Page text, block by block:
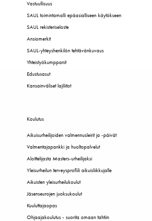
Vastuullisuus
SAUL toimintamalli epäasialliseen käytökseen
SAUL rekisteriseloste
Ansiomerkit
SAUL-yhteyshenkilön tehtävänkuvaus
Yhteistyökumppanit
Edustusasut
Kansainväliset lajiliitot
Koulutus
Aikuisurheilijoiden valmennusleirit ja -päivät
Valmentajapankki ja huoltopalvelut
Aloittelijasta Masters-urheilijaksi
Yleisurheilun terveysprofiili aikuisliikkujalle
Aikuisten yleisurheilukoulut
Jäsenseurojen juoksukoulut
Kuuluttajaopas
Ohjaajakoulutus - suorita omaan tahtiin